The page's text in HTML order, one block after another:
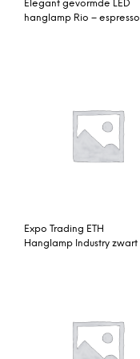
Elegant gevormde LED
hanglamp Rio – espresso
Expo Trading ETH
Hanglamp Industry zwart